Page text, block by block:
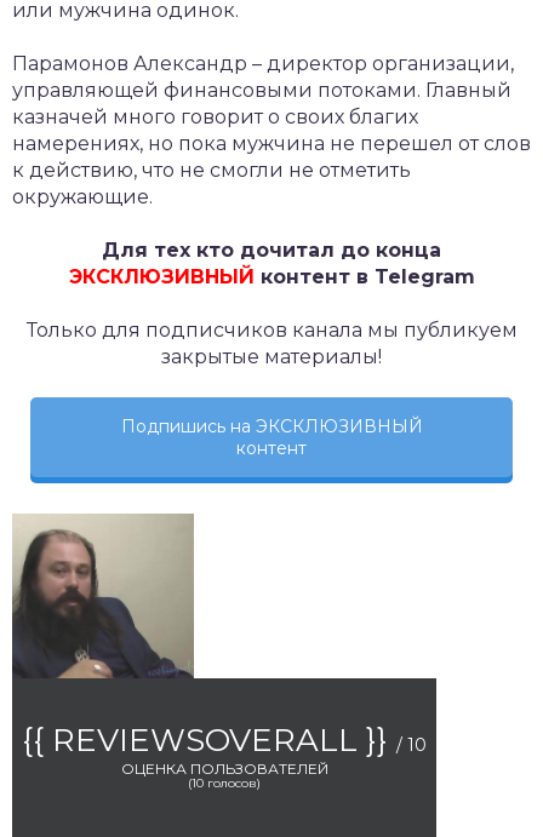
или мужчина одинок.
Парамонов Александр – директор организации,
управляющей финансовыми потоками. Главный
казначей много говорит о своих благих
намерениях, но пока мужчина не перешел от слов
к действию, что не смогли не отметить
окружающие.
Для тех кто дочитал до конца
ЭКСКЛЮЗИВНЫЙ контент в Telegram
Только для подписчиков канала мы публикуем
закрытые материалы!
Подпишись на ЭКСКЛЮЗИВНЫЙ
контент
{{ REVIEWSOVERALL }} / 10
ОЦЕНКА ПОЛЬЗОВАТЕЛЕЙ
(10 голосов)